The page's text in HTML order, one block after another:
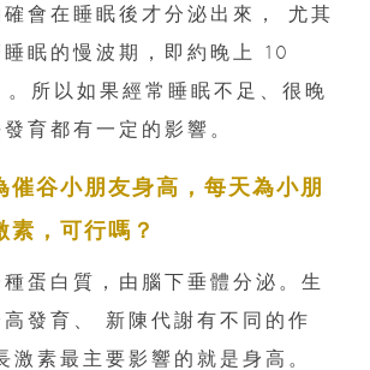
會在睡眠後才分泌出來， 尤其
眠的慢波期，即約晚上 10
所以如果經常睡眠不足、很晚
育都有一定的影響。
催谷小朋友身高，每天為小朋
素，可行嗎？
蛋白質，由腦下垂體分泌。生
發育、 新陳代謝有不同的作
激素最主要影響的就是身高。